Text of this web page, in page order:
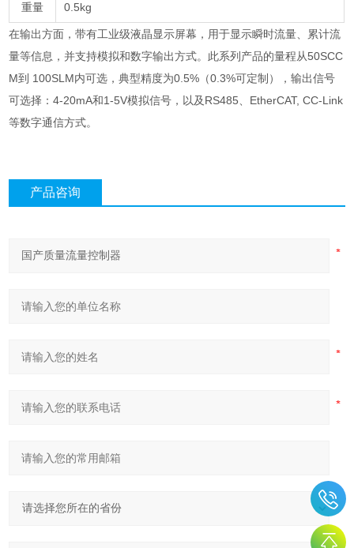
重量 0.5kg
在输出方面，带有工业级液晶显示屏幕，用于显示瞬时流量、累计流
量等信息，并支持模拟和数字输出方式。此系列产品的量程从50SCC
M到 100SLM内可选，典型精度为0.5%（0.3%可定制），输出信号
可选择：4-20mA和1-5V模拟信号，以及RS485、EtherCAT, CC-Link
等数字通信方式。
产品咨询